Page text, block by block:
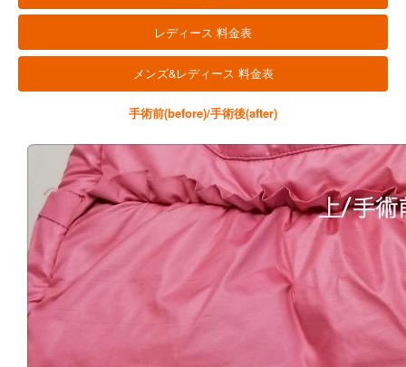
レディース 料金表
メンズ&レディース 料金表
手術前(before)/手術後(after)